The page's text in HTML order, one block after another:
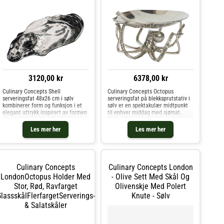
3120,00 kr
Les mer her
Culinary Concepts Shell
serveringsfat 48x26 cm i sølv
kombinerer form og funksjon i et
elegant uttrykk inspirert av formen
på et blåskjell. Med blankpolert
finish og sofistikert design er dette
et fat som løfter enhver servering
– enten du bruker det
6378,00 kr
Les mer her
Culinary Concepts Octopus
serveringsfat på blekksprutstativ i
sølv er en spektakulær midtpunkt
til enhver middag med sjømat.
Server fatet fylt med is og ferske
østers, og skap en maritim
atmosfære med luksuriøs finish.
Det forseggjorte stativet i for
Culinary Concepts
LondonOctopus Holder Med
Stor, Rød, Ravfarget
& Salatskåler
Culinary Concepts London
- Olive Sett Med Skål Og
Olivenskje Med Polert
Knute - Sølv